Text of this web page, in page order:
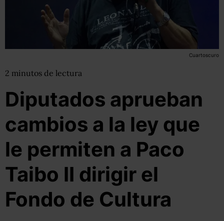
Cuartoscuro
2 minutos de lectura
Diputados aprueban
cambios a la ley que
le permiten a Paco
Taibo II dirigir el
Fondo de Cultura